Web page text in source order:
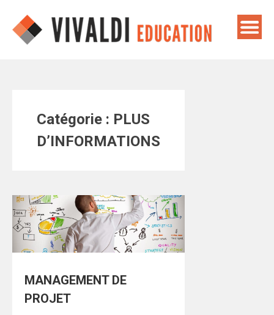
content
Catégorie : PLUS
D’INFORMATIONS
MANAGEMENT DE
PROJET